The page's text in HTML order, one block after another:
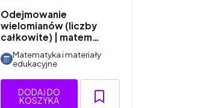
Odejmowanie
wielomianów (liczby
całkowite) | matem…
Matematyka i materiały
edukacyjne
DODAJ DO
KOSZYKA